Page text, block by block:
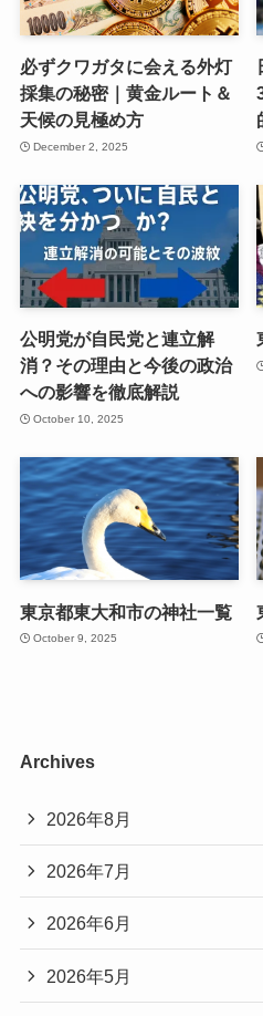
必ずクワガタに会える外灯
採集の秘密｜黄金ルート＆
天候の見極め方
December 2, 2025
公明党が自民党と連立解
消？その理由と今後の政治
への影響を徹底解説
October 10, 2025
東京都東大和市の神社一覧
October 9, 2025
Archives
2026年8月
2026年7月
2026年6月
2026年5月